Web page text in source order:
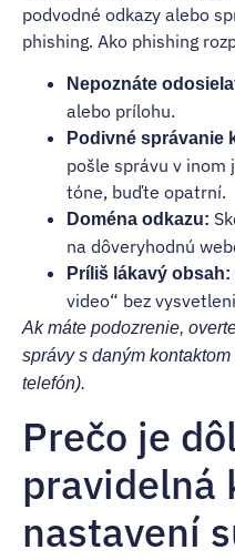
podvodné odkazy alebo
phishing. Ako phishing
Nepoznáte
alebo prílohu.
Podivné správanie
pošle správu v inom
tóne, buďte opatrní.
Doména odkazu:
na dôveryhodnú
Príliš lákavý obsah:
video“ bez
Ak máte podozrenie,
správy s daným
telefón).
Prečo je
pravidelná
nastavení